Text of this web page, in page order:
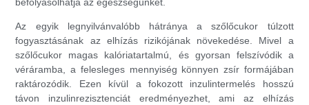
Az egyik legnyilvánvalóbb hátránya a szőlőcukor túlzott
fogyasztásának az elhízás rizikójának növekedése. Mivel a
szőlőcukor magas kalóriatartalmú, és gyorsan felszívódik a
véráramba, a felesleges mennyiség könnyen zsír formájában
raktározódik. Ezen kívül a fokozott inzulintermelés hosszú
távon inzulinrezisztenciát eredményezhet, ami az elhízás